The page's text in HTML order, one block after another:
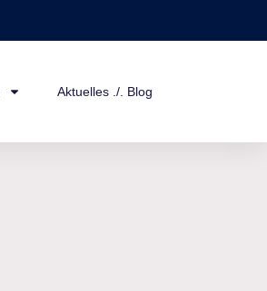
Aktuelles ./. Blog